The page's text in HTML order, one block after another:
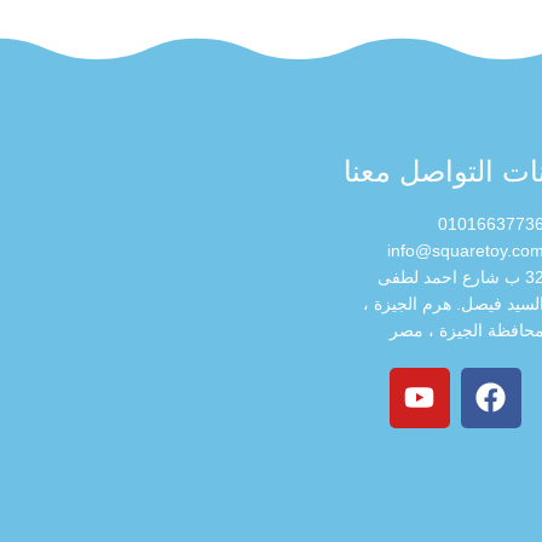
التواصل معنا
32 ب شارع احمد لطفى
فيصل. هرم الجيزة ،
الجيزة ، مصر